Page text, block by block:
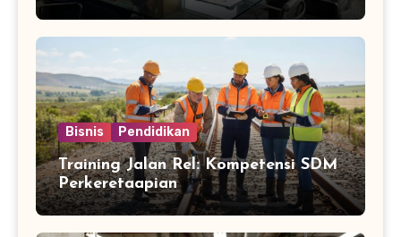
Bisnis Pendidikan
Training Jalan Rel: Kompetensi SDM
Perkeretaapian